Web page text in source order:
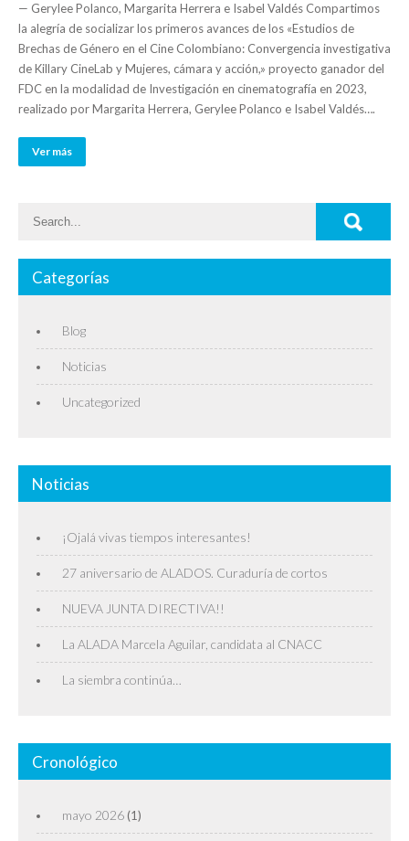
— Gerylee Polanco, Margarita Herrera e Isabel Valdés Compartimos
la alegría de socializar los primeros avances de los «Estudios de
Brechas de Género en el Cine Colombiano: Convergencia investigativa
de Killary CineLab y Mujeres, cámara y acción,» proyecto ganador del
FDC en la modalidad de Investigación en cinematografía en 2023,
realizado por Margarita Herrera, Gerylee Polanco e Isabel Valdés….
Ver más
Categorías
Blog
Noticias
Uncategorized
Noticias
¡Ojalá vivas tiempos interesantes!
27 aniversario de ALADOS. Curaduría de cortos
NUEVA JUNTA DIRECTIVA!!
La ALADA Marcela Aguilar, candidata al CNACC
La siembra continúa…
Cronológico
mayo 2026 (1)